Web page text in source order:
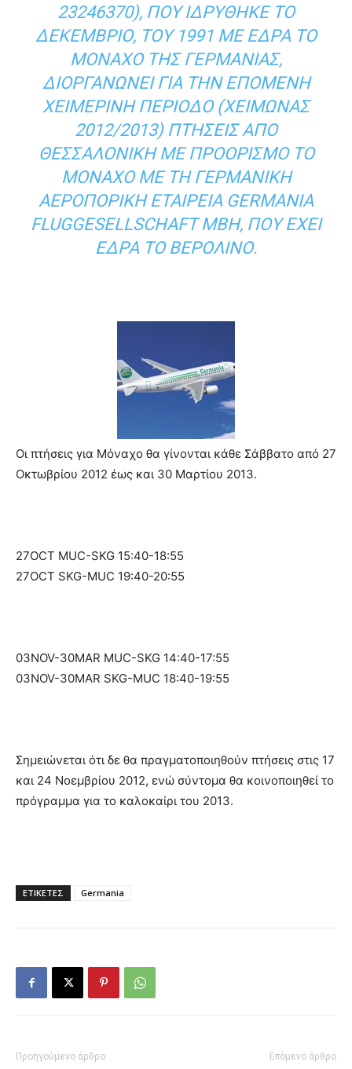
23246370), ΠΟΥ ΙΔΡΎΘΗΚΕ ΤΟ
ΔΕΚΈΜΒΡΙΟ, ΤΟΥ 1991 ΜΕ ΈΔΡΑ ΤΟ
ΜΌΝΑΧΟ ΤΗΣ ΓΕΡΜΑΝΊΑΣ,
ΔΙΟΡΓΑΝΏΝΕΙ ΓΙΑ ΤΗΝ ΕΠΌΜΕΝΗ
ΧΕΙΜΕΡΙΝΉ ΠΕΡΊΟΔΟ (ΧΕΙΜΏΝΑΣ
2012/2013) ΠΤΉΣΕΙΣ ΑΠΌ
ΘΕΣΣΑΛΟΝΊΚΗ ΜΕ ΠΡΟΟΡΙΣΜΌ ΤΟ
ΜΌΝΑΧΟ ΜΕ ΤΗ ΓΕΡΜΑΝΙΚΉ
ΑΕΡΟΠΟΡΙΚΉ ΕΤΑΙΡΕΊΑ GERMANIA
FLUGGESELLSCHAFT MBH, ΠΟΥ ΈΧΕΙ
ΈΔΡΑ ΤΟ ΒΕΡΟΛΊΝΟ.
Οι πτήσεις για Μόναχο θα γίνονται κάθε Σάββατο από 27
Οκτωβρίου 2012 έως και 30 Μαρτίου 2013.
27OCT MUC-SKG 15:40-18:55
27OCT SKG-MUC 19:40-20:55
03NOV-30MAR MUC-SKG 14:40-17:55
03NOV-30MAR SKG-MUC 18:40-19:55
Σημειώνεται ότι δε θα πραγματοποιηθούν πτήσεις στις 17
και 24 Νοεμβρίου 2012, ενώ σύντομα θα κοινοποιηθεί το
πρόγραμμα για το καλοκαίρι του 2013.
ΕΤΙΚΕΤΕΣ Germania
Προηγούμενο άρθρο Επόμενο άρθρο